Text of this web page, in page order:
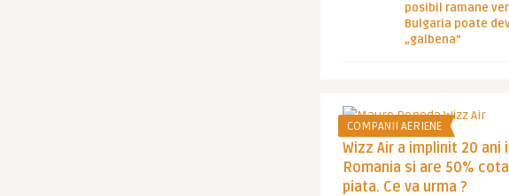
posibil ramane
Bulgaria poate
„galbena”
COMPANII AERIENE
Wizz Air a implinit 20 ani
Romania si are 50%
piata. Ce va urma ?